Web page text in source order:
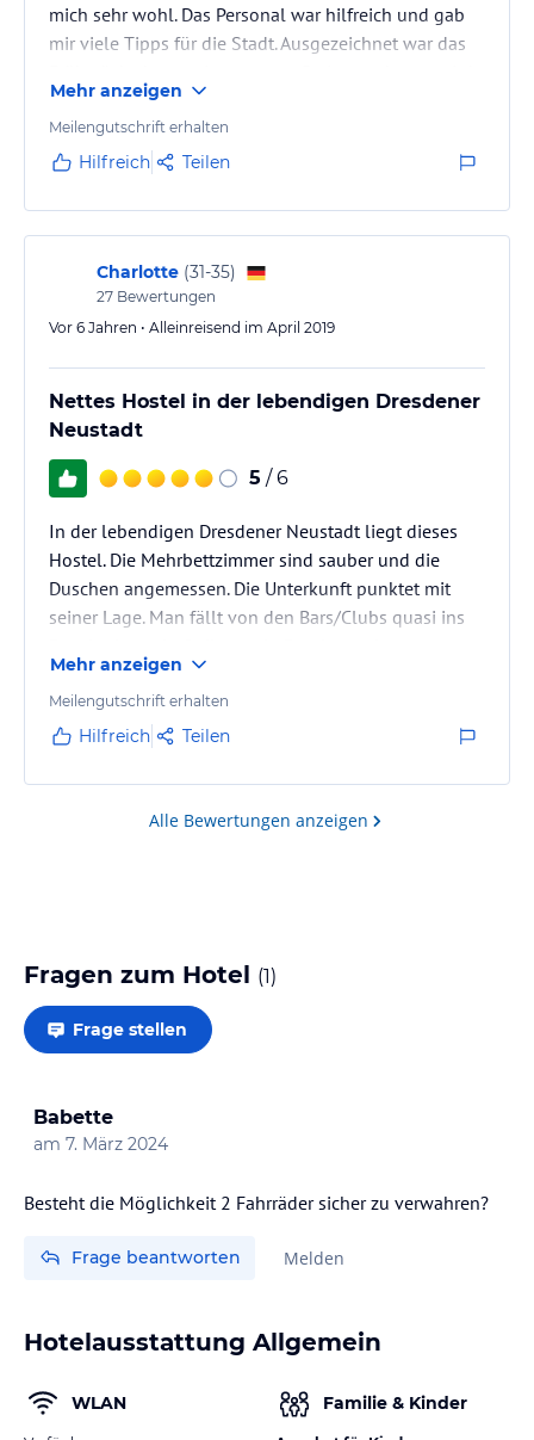
mich sehr wohl. Das Personal war hilfreich und gab
mir viele Tipps für die Stadt. Ausgezeichnet war das
Mehr anzeigen
Meilengutschrift erhalten
Hilfreich Teilen
Charlotte (31-35)
27 Bewertungen
Vor 6 Jahren • Alleinreisend im April 2019
Nettes Hostel in der lebendigen Dresdener
Neustadt
5 / 6
In der lebendigen Dresdener Neustadt liegt dieses
Hostel. Die Mehrbettzimmer sind sauber und die
Duschen angemessen. Die Unterkunft punktet mit
seiner Lage. Man fällt von den Bars/Clubs quasi ins
exzellentes Essen serviert.
Mehr anzeigen
Meilengutschrift erhalten
Hilfreich Teilen
Alle Bewertungen anzeigen
Fragen zum Hotel (1)
Frage stellen
Babette
am 7. März 2024
Besteht die Möglichkeit 2 Fahrräder sicher zu verwahren?
Frage beantworten Melden
Hotelausstattung Allgemein
WLAN Familie & Kinder